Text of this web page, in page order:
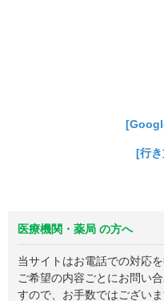
[行
医療機関・薬局 の方へ
当サイトはお電話での対応を
ご希望の内容ごとにお問い
すので、お手数ではござい